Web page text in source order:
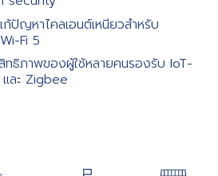
ก้ปัญหาไคลเอนต์เหนียวสำหรับ
Fi 5
ทธิภาพของผู้ใช้หลายคนรองรับ IoT-
ละ Zigbee